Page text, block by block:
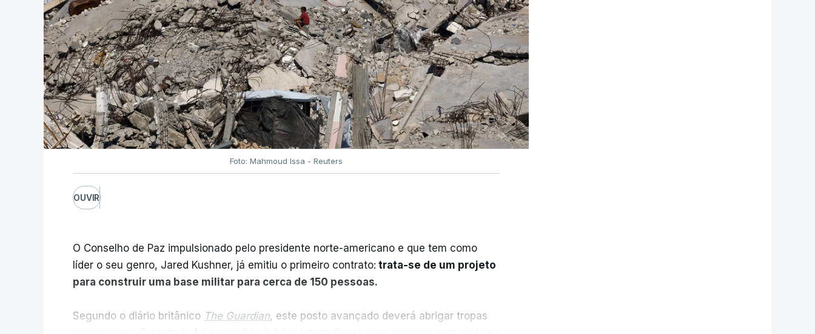
Foto: Mahmoud Issa - Reuters
OUVIR
O Conselho de Paz impulsionado pelo presidente norte-americano e que tem como
líder o seu genro, Jared Kushner, já emitiu o primeiro contrato: trata-se de um projeto
para construir uma base militar para cerca de 150 pessoas.
Segundo o diário britânico The Guardian, este posto avançado deverá abrigar tropas